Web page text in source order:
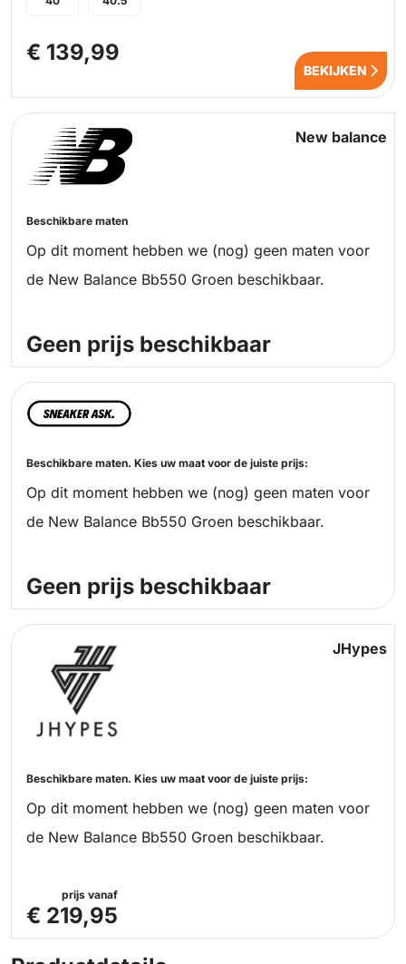
New balance
Beschikbare maten
Op dit moment hebben we (nog) geen maten voor
de New Balance Bb550 Groen beschikbaar.
Geen prijs beschikbaar
Beschikbare maten. Kies uw maat voor de juiste prijs:
Op dit moment hebben we (nog) geen maten voor
de New Balance Bb550 Groen beschikbaar.
Geen prijs beschikbaar
€ 139,99
BEKIJKEN
JHypes
Beschikbare maten. Kies uw maat voor de juiste prijs:
Op dit moment hebben we (nog) geen maten voor
de New Balance Bb550 Groen beschikbaar.
prijs vanaf
€ 219,95